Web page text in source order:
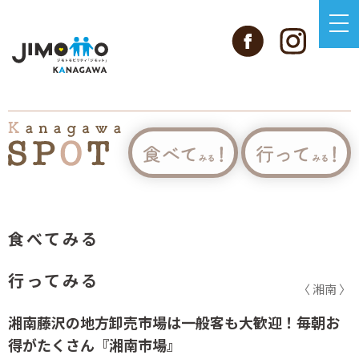
食べてみる
行ってみる
〈 湘南 〉
湘南藤沢の地方卸売市場は一般客も大歓迎！毎朝お
得がたくさん『湘南市場』